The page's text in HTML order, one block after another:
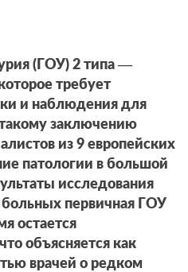
(ГОУ) 2 типа —
требует
и наблюдения для
заключению
из 9 европейских
патологии в большой
исследования
больных первичная ГОУ
остается
объясняется как
врачей о редком